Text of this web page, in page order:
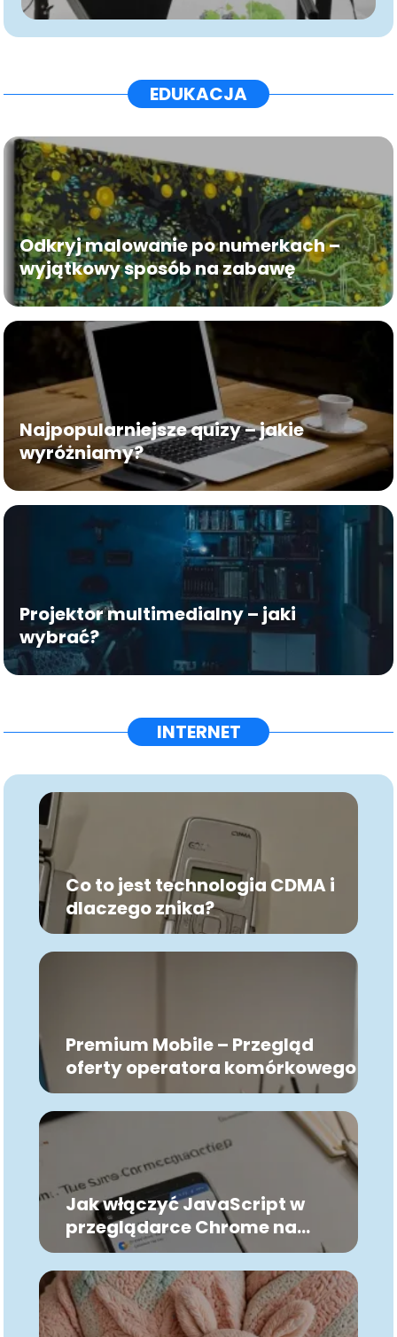
EDUKACJA
Odkryj malowanie po numerkach –
wyjątkowy sposób na zabawę
Najpopularniejsze quizy – jakie
wyróżniamy?
Projektor multimedialny – jaki
wybrać?
INTERNET
Co to jest technologia CDMA i
dlaczego znika?
Premium Mobile – Przegląd
oferty operatora komórkowego
Jak włączyć JavaScript w
przeglądarce Chrome na
telefonie z Androidem?